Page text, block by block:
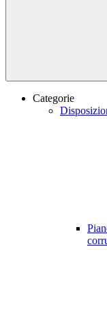
Categorie